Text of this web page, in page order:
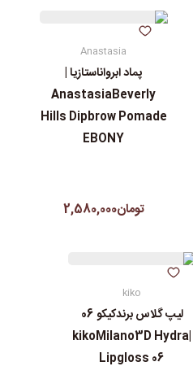
Anastasia
پماد ابرواناستازیا |
AnastasiaBeverly
Hills Dipbrow Pomade
EBONY
تومان2,580,000
kiko
لیپ گلاس‌ برندکیکو 06
|kikoMilano3D Hydra
Lipgloss 06